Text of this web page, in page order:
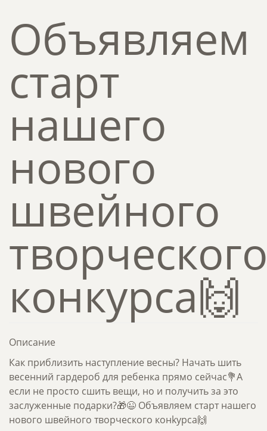
Объявляем
старт
нашего
нового
швейного
творческого
конкурсa🙌
Описание
Как приблизить наступление весны? Начать шить
весенний гардероб для ребенка прямо сейчас💐А
если не просто сшить вещи, но и получить за это
заслуженные подарки?🎁😉 Объявляем старт нашего
нового швейного творческого конkурсa🙌